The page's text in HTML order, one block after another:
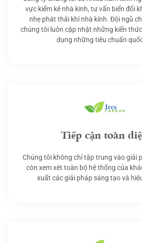
vực kiểm kê nhà kính, tư vấn biến đổi
nhẹ phát thải khí nhà kính. Đội ngũ
chúng tôi luôn cập nhật những kiến
dụng những tiêu chuẩn
Tiếp cận toàn
Chúng tôi không chỉ tập trung vào giải
còn xem xét toàn bộ hệ thống của
xuất các giải pháp sáng tạo và